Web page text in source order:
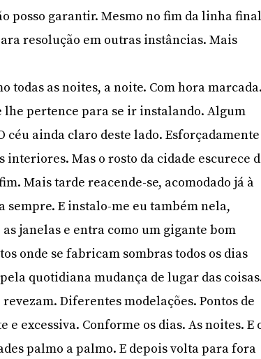
posso garantir. Mesmo no fim da linha
resolução em outras instâncias. Mais
todas as noites, a noite. Com hora
pertence para se ir instalando. Algum
céu ainda claro deste lado. Esforçadamente
interiores. Mas o rosto da cidade escurece
Mais tarde reacende-se, acomodado já à
sempre. E instalo-me eu também nela,
janelas e entra como um gigante bom
onde se fabricam sombras todos os dias
quotidiana mudança de lugar das
Diferentes modelações. Pontos de
excessiva. Conforme os dias. As noites. E
palmo a palmo. E depois volta para fora